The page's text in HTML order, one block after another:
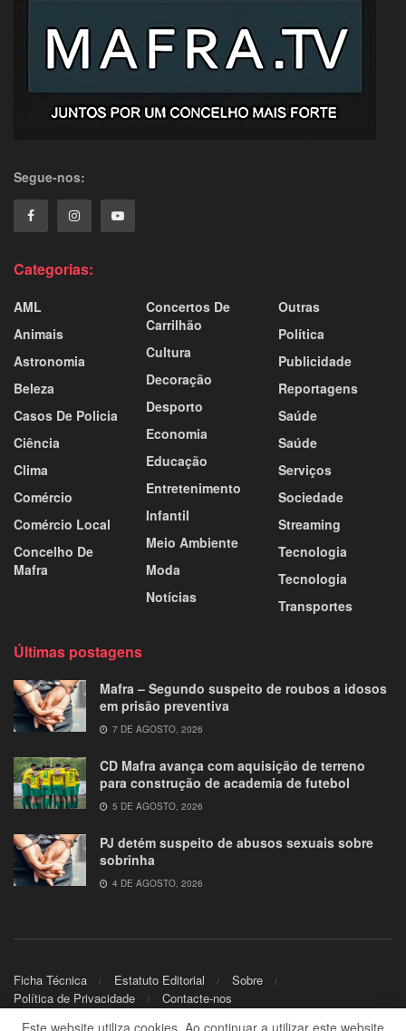
Segue-nos:
Categorias:
AML
Animais
Astronomia
Beleza
Casos De Policia
Ciência
Clima
Comércio
Comércio Local
Concelho De
Mafra
Concertos De
Carrilhão
Cultura
Decoração
Desporto
Economia
Educação
Entretenimento
Infantil
Meio Ambiente
Moda
Notícias
Outras
Política
Publicidade
Reportagens
Saúde
Saúde
Serviços
Sociedade
Streaming
Tecnologia
Tecnologia
Transportes
Últimas postagens
Mafra – Segundo suspeito de roubos a idosos
em prisão preventiva
7 DE AGOSTO, 2026
CD Mafra avança com aquisição de terreno
para construção de academia de futebol
5 DE AGOSTO, 2026
PJ detém suspeito de abusos sexuais sobre
sobrinha
4 DE AGOSTO, 2026
Ficha Técnica Estatuto Editorial
Sobre
Política de Privacidade
Contacte-nos
Este website utiliza cookies. Ao continuar a utilizar este website